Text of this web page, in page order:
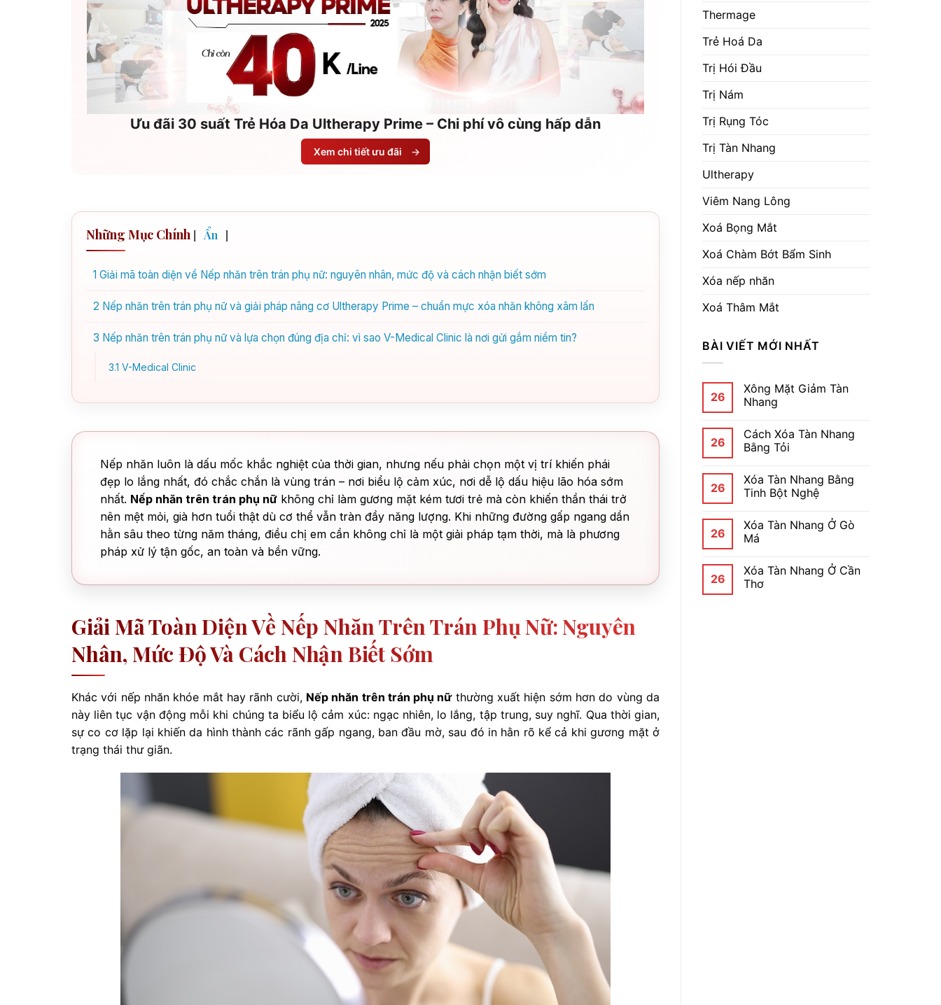
Ưu đãi 30 suất Trẻ Hóa Da Ultherapy Prime – Chi phí vô cùng hấp dẫn
Xem chi tiết ưu đãi →
Những Mục Chính [ Ẩn ]
1 Giải mã toàn diện về Nếp nhăn trên trán phụ nữ: nguyên nhân, mức độ và cách nhận biết sớm
2 Nếp nhăn trên trán phụ nữ và giải pháp nâng cơ Ultherapy Prime – chuẩn mực xóa nhăn không xâm lấn
3 Nếp nhăn trên trán phụ nữ và lựa chọn đúng địa chỉ: vì sao V-Medical Clinic là nơi gửi gắm niềm tin?
3.1 V-Medical Clinic
Nếp nhăn luôn là dấu mốc khắc nghiệt của thời gian, nhưng nếu phải chọn một vị trí khiến phái
đẹp lo lắng nhất, đó chắc chắn là vùng trán – nơi biểu lộ cảm xúc, nơi dễ lộ dấu hiệu lão hóa sớm
nhất. Nếp nhăn trên trán phụ nữ không chỉ làm gương mặt kém tươi trẻ mà còn khiến thần thái trở
nên mệt mỏi, già hơn tuổi thật dù cơ thể vẫn tràn đầy năng lượng. Khi những đường gấp ngang dần
hằn sâu theo từng năm tháng, điều chị em cần không chỉ là một giải pháp tạm thời, mà là phương
pháp xử lý tận gốc, an toàn và bền vững.
Giải Mã Toàn Diện Về Nếp Nhăn Trên Trán Phụ Nữ: Nguyên
Nhân, Mức Độ Và Cách Nhận Biết Sớm
Khác với nếp nhăn khóe mắt hay rãnh cười, Nếp nhăn trên trán phụ nữthường xuất hiện sớm hơn do vùng da
này liên tục vận động mỗi khi chúng ta biểu lộ cảm xúc: ngạc nhiên, lo lắng, tập trung, suy nghĩ. Qua thời gian,
sự co cơ lặp lại khiến da hình thành các rãnh gấp ngang, ban đầu mờ, sau đó in hằn rõ kể cả khi gương mặt ở
trạng thái thư giãn.
Thermage
Trẻ Hoá Da
Trị Hói Đầu
Trị Nám
Trị Rụng Tóc
Trị Tàn Nhang
Ultherapy
Viêm Nang Lông
Xoá Bọng Mắt
Xoá Chàm Bớt Bẩm Sinh
Xóa nếp nhăn
Xoá Thâm Mắt
BÀI VIẾT MỚI NHẤT
26
Xông Mặt Giảm Tàn
Nhang
26
Cách Xóa Tàn Nhang
Bằng Tỏi
26
Xóa Tàn Nhang Bằng
Tinh Bột Nghệ
26
Xóa Tàn Nhang Ở Gò
Má
26
Xóa Tàn Nhang Ở Cần
Thơ